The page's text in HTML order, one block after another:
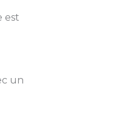
est
un